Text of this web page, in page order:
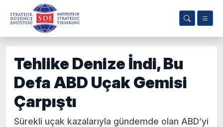
Tehlike Denize İndi, Bu
Defa ABD Uçak Gemisi
Çarpıştı
Sürekli uçak kazalarıyla gündemde olan ABD’yi